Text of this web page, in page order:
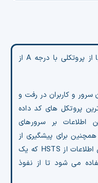
در انتقال اطلاعات صرافی علی بابا از پروتکلی با درجه A از
سرور و کاربران در رفت و
پروتکل های کد داده
بر سرورهای
برای پیشگیری از
خطرهای احتمالی در تبادل تمامی اطلاعات از HSTS که یک
می شود تا از نفوذ